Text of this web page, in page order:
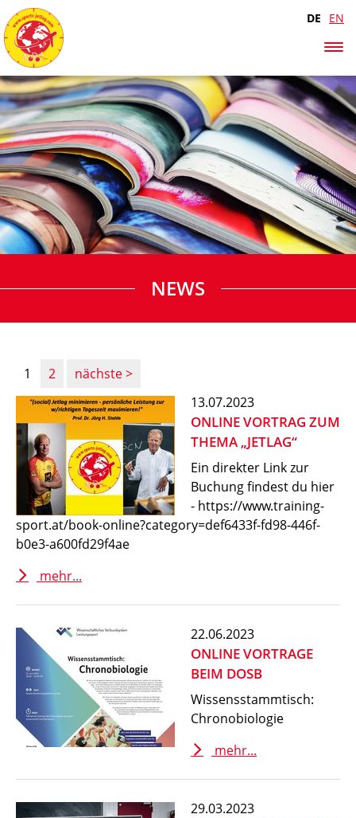
DE EN
NEWS
1 2
nächste
13.07.2023
ONLINE VORTRAG ZUM
THEMA „JETLAG“
Ein direkter Link zur
Buchung findest du hier
- https://www.training-
sport.at/book-online?category=def6433f-fd98-446f-
b0e3-a600fd29f4ae
mehr...
22.06.2023
ONLINE VORTRAGE
BEIM DOSB
Wissensstammtisch:
Chronobiologie
mehr...
29.03.2023